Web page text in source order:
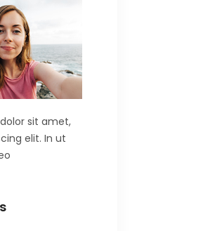
sit amet,
elit. In ut